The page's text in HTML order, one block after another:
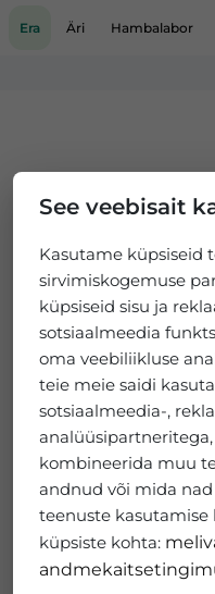
See veebisait
Kasutame küpsiseid
sirvimiskogemuse
küpsiseid sisu ja
sotsiaalmeedia
oma veebiliikluse
teie meie saidi
sotsiaalmeedia-,
analüüsipartneritega,
kombineerida muu
andnud või mida
teenuste kasutamise
küpsiste kohta:
Era Äri Hambalabor